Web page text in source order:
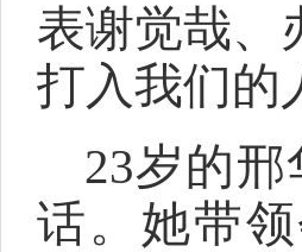
表谢觉哉、
打入我们的
23岁的
话。她带